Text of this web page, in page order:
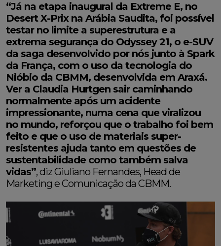
“Já na etapa inaugural da Extreme E, no
Desert X-Prix na Arábia Saudita, foi possível
testar no limite a superestrutura e a
extrema segurança do Odyssey 21, o e-SUV
da saga desenvolvido por nós junto à Spark
da França, com o uso da tecnologia do
Nióbio da CBMM, desenvolvida em Araxá.
Ver a Claudia Hurtgen sair caminhando
normalmente após um acidente
impressionante, numa cena que viralizou
no mundo, reforçou que o trabalho foi bem
feito e que o uso de materiais super-
resistentes ajuda tanto em questões de
sustentabilidade como também salva
vidas”, diz Giuliano Fernandes, Head de
Marketing e Comunicação da CBMM.